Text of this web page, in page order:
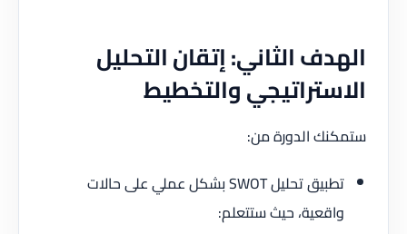
الهدف الثاني: إتقان التحليل
الاستراتيجي والتخطيط
ستمكنك الدورة من:
تطبيق تحليل SWOT بشكل عملي على حالات
واقعية، حيث ستتعلم: